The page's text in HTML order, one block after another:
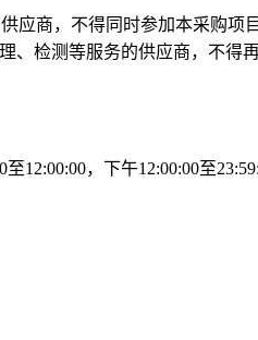
应商，不得同时参加本采购项
、检测等服务的供应商，不得
至12:00:00，下午12:00:00至